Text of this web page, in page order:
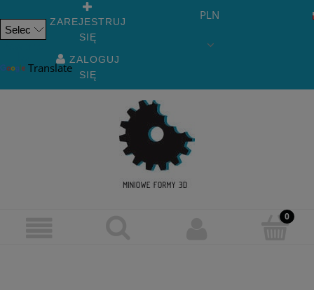
Translate
ZAREJESTRUJ
SIĘ
ZALOGUJ
SIĘ
PLN